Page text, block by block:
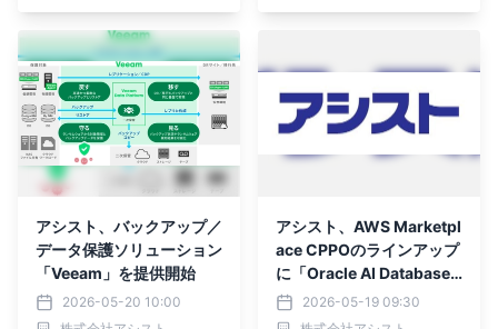
アシスト、バックアップ／
データ保護ソリューション
「Veeam」を提供開始
2026-05-20 10:00
アシスト、AWS Marketpl
ace CPPOのラインアップ
に「Oracle AI Database
@AWS」を追加
2026-05-19 09:30